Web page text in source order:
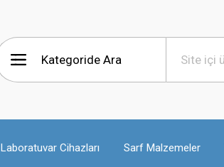
Laboratuvar Cihazları Sarf Malzemeler